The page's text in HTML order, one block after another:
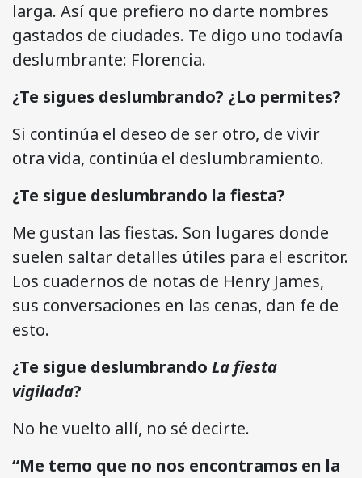
larga. Así que prefiero no darte nombres
gastados de ciudades. Te digo uno todavía
deslumbrante: Florencia.
¿Te sigues deslumbrando? ¿Lo permites?
Si continúa el deseo de ser otro, de vivir
otra vida, continúa el deslumbramiento.
¿Te sigue deslumbrando la fiesta?
Me gustan las fiestas. Son lugares donde
suelen saltar detalles útiles para el escritor.
Los cuadernos de notas de Henry James,
sus conversaciones en las cenas, dan fe de
esto.
¿Te sigue deslumbrando La fiesta
vigilada?
No he vuelto allí, no sé decirte.
“Me temo que no nos encontramos en la